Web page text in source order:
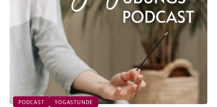
PODCAST YOGASTUNDE